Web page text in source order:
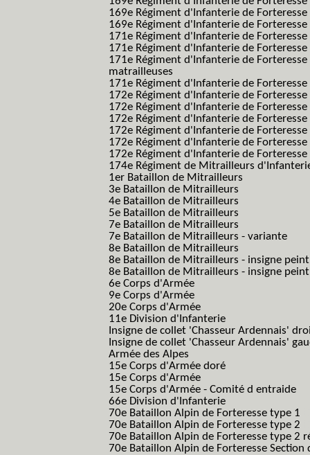
169e Régiment d'Infanterie de
169e Régiment d'Infanterie de
171e Régiment d'Infanterie de Forteresse
171e Régiment d'Infanterie de
171e Régiment d'Infanterie de
matrailleuses
171e Régiment d'Infanterie de
172e Régiment d'Infanterie de Forteresse
172e Régiment d'Infanterie de Forteresse
172e Régiment d'Infanterie de
172e Régiment d'Infanterie de
172e Régiment d'Infanterie de
172e Régiment d'Infanterie de
174e Régiment de Mitrailleurs
1er Bataillon de Mitrailleurs
3e Bataillon de Mitrailleurs
4e Bataillon de Mitrailleurs
5e Bataillon de Mitrailleurs
7e Bataillon de Mitrailleurs
7e Bataillon de Mitrailleurs - variante
8e Bataillon de Mitrailleurs
8e Bataillon de Mitrailleurs - insigne peint
8e Bataillon de Mitrailleurs - insigne
6e Corps d'Armée
9e Corps d'Armée
20e Corps d'Armée
11e Division d'Infanterie
Insigne de collet 'Chasseur Ardennais'
Insigne de collet 'Chasseur Ardennais'
Armée des Alpes
15e Corps d'Armée doré
15e Corps d'Armée
15e Corps d'Armée - Comité d entraide
66e Division d'Infanterie
70e Bataillon Alpin de Forteresse type 1
70e Bataillon Alpin de Forteresse type 2
70e Bataillon Alpin de Forteresse type 2
70e Bataillon Alpin de Forteresse